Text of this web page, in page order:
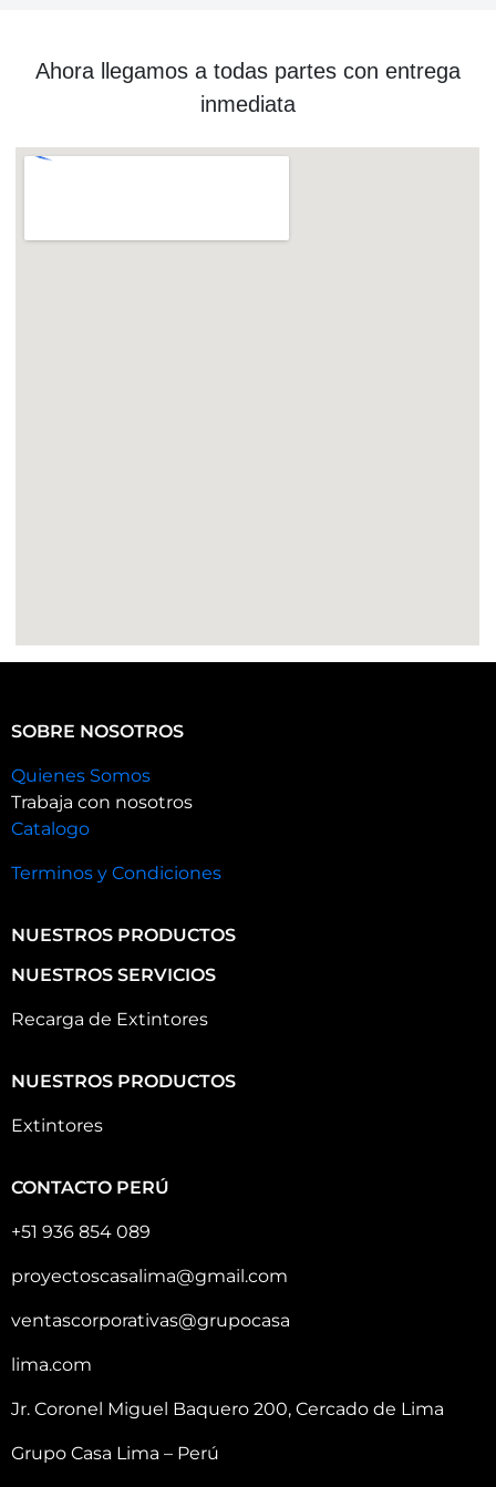
Ahora llegamos a todas partes con entrega
inmediata
SOBRE NOSOTROS
Quienes Somos
Trabaja con nosotros
Catalogo
Terminos y Condiciones
NUESTROS PRODUCTOS
NUESTROS SERVICIOS
Recarga de Extintores
NUESTROS PRODUCTOS
Extintores
CONTACTO PERÚ
+51 936 854 089
proyectoscasalima@gmail.com
ventascorporativas@grupocasa
lima.com
Jr. Coronel Miguel Baquero 200, Cercado de Lima
Grupo Casa Lima – Perú